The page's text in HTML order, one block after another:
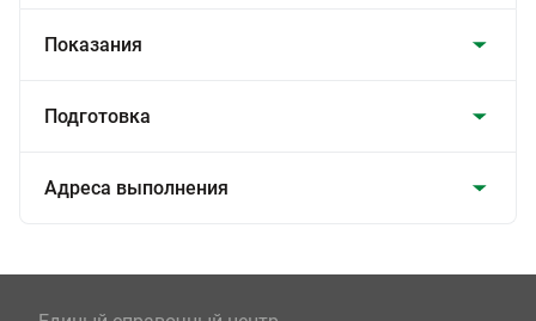
Показания
Подготовка
Адреса выполнения